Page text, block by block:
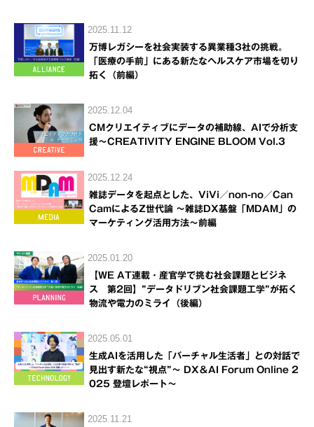
2025.11.12
万博レガシーを社会実装する異業種3社の挑戦。
「医療の手前」にある新たなヘルスケア市場を切り
拓く（前編）
2025.12.04
CMクリエイティブにデータの補助線、AIで分析支
援～CREATIVITY ENGINE BLOOM Vol.3
2025.12.24
雑誌データを起点とした、ViVi／non-no／Can
CamによるZ世代論 ～雑誌DX基盤「MDAM」の
マーケティング活用方法～前編
2025.01.20
【WE AT連載・産官学で挑む社会課題とビジネ
ス 第2回】”データドリブン社会課題工学”が拓く
物流や電力のミライ（後編）
2025.05.01
生成AIを活用した「バーチャル生活者」との対話で
見出す新たな“視点”～ DX＆AI Forum Online 2
025 登壇レポート～
2025.11.21